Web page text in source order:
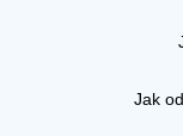
Jak